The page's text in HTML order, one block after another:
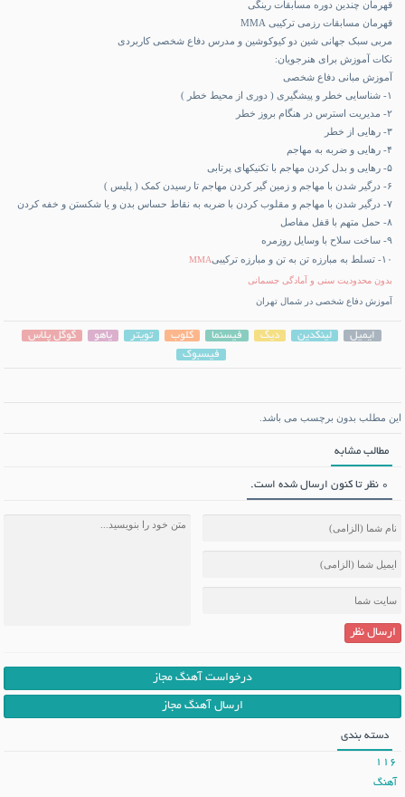
قهرمان چندین دوره مسابقات رینگی
قهرمان مسابقات رزمی ترکیبی MMA
مربی سبک جهانی شین دو کیوکوشین و مدرس دفاع شخصی کاربردی
نکات آموزش برای هنرجویان:
آموزش مبانی دفاع شخصی
۱- شناسایی خطر و پیشگیری ( دوری از محیط خطر )
۲- مدیریت استرس در هنگام بروز خطر
۳- رهایی از خطر
۴- رهایی و ضربه به مهاجم
۵- رهایی و بدل کردن مهاجم با تکنیکهای پرتابی
۶- درگیر شدن با مهاجم و زمین گیر کردن مهاجم تا رسیدن کمک ( پلیس )
۷- درگیر شدن با مهاجم و مقلوب کردن با ضربه به نقاط حساس بدن و یا شکستن و خفه کردن
۸- حمل متهم با قفل مفاصل
۹- ساخت سلاح با وسایل روزمره
۱۰- تسلط به مبارزه تن به تن و مبارزه ترکیبی
MMA
بدون محدودیت سنی و آمادگی جسمانی
آموزش دفاع شخصی در شمال تهران
ایمیل لینکدین دیگ فیسنما کلوب تویتر یاهو
گوگل پلاس
فیسبوک
این مطلب بدون برچسب می باشد.
مطالب مشابه
0 نظر تا کنون ارسال شده است.
ارسال نظر
درخواست آهنگ مجاز
ارسال آهنگ مجاز
دسته بندی
116
آهنگ